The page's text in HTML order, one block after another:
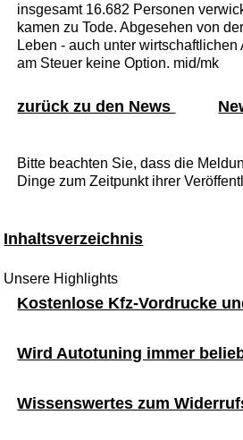
insgesamt 16.682 Personen
kamen zu Tode. Abgesehen von
Leben - auch unter wirtschaftlichen
am Steuer keine Option. mid/mk
zurück zu den News
Bitte beachten Sie, dass die
Dinge zum Zeitpunkt ihrer
Inhaltsverzeichnis
Unsere Highlights
Kostenlose Kfz-Vordrucke
Wird Autotuning immer
Wissenswertes zum